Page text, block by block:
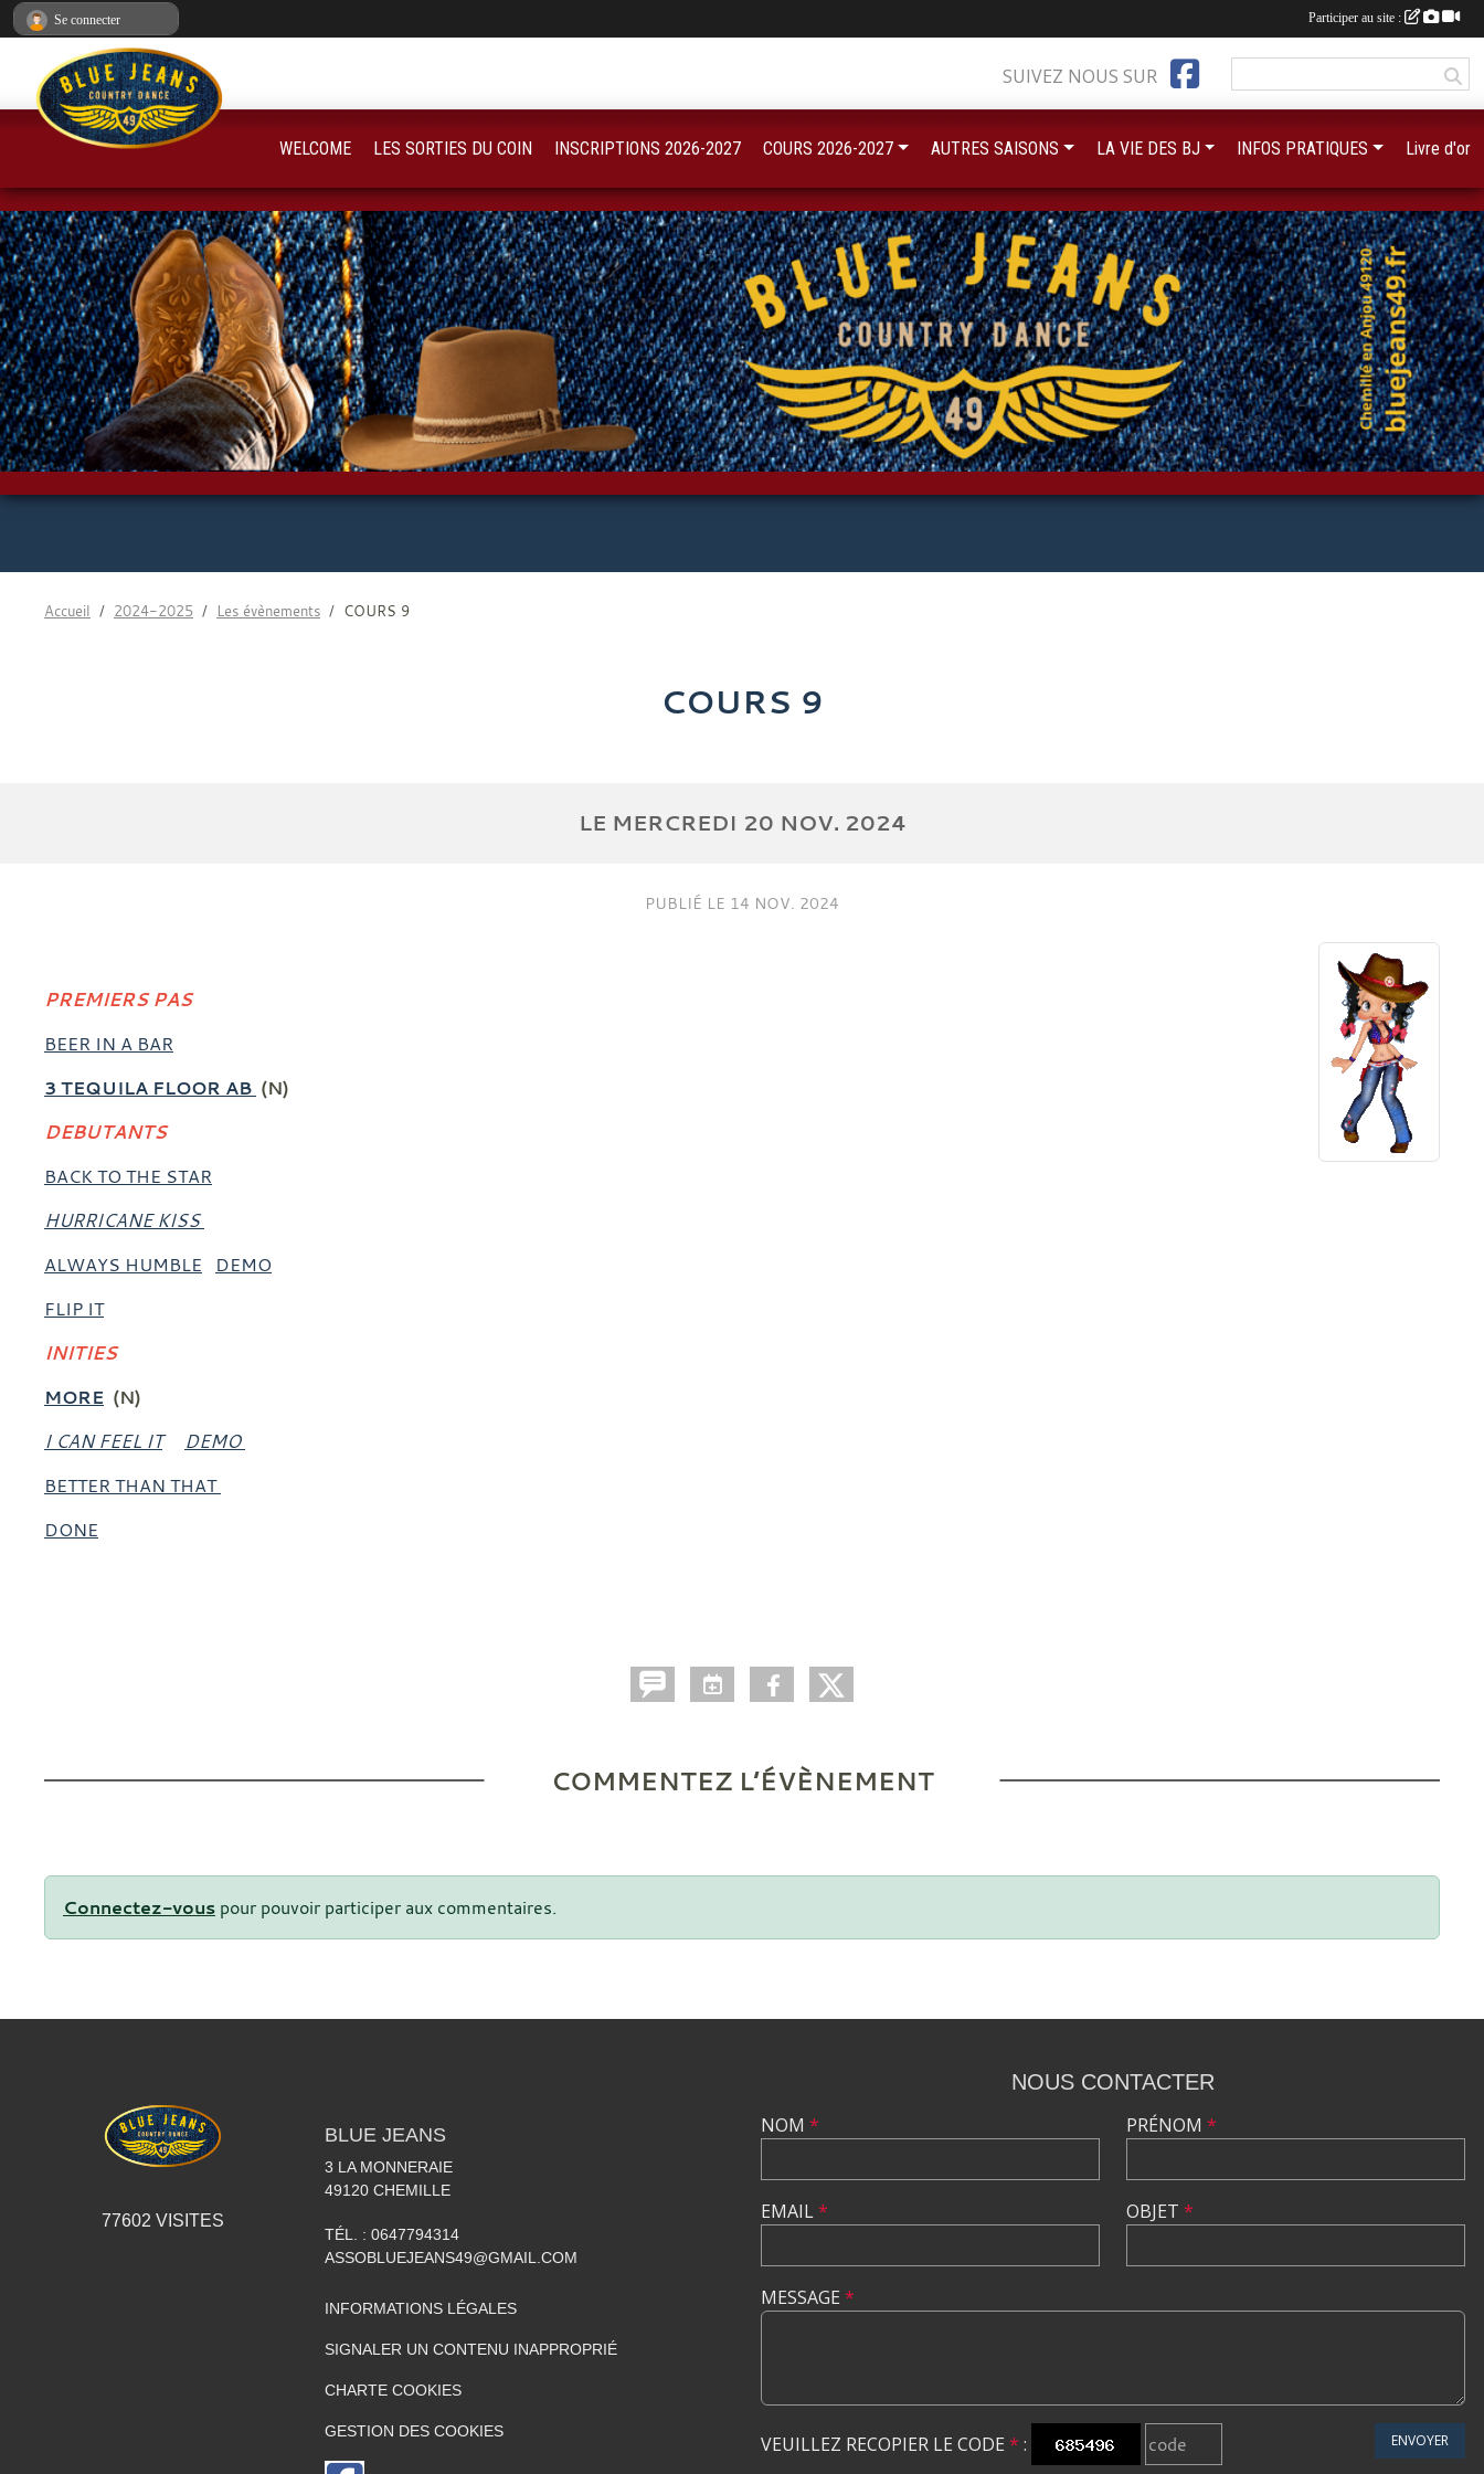
Accueil 2024-2025 Les évènements COURS 9
COURS 9
LE MERCREDI 20 NOV. 2024
PUBLIÉ LE 14 NOV. 2024
PREMIERS PAS
BEER IN A BAR
3 TEQUILA FLOOR AB (N)
DEBUTANTS
BACK TO THE STAR
HURRICANE KISS
ALWAYS HUMBLE
DEMO
FLIP IT
INITIES
MORE (N)
I CAN FEEL IT
DEMO
BETTER THAN THAT
DONE
COMMENTEZ L’ÉVÈNEMENT
Connectez-vous pour pouvoir participer aux commentaires.
SUIVEZ NOUS SUR
WELCOME LES SORTIES DU COIN INSCRIPTIONS 2026-2027 COURS 2026-2027 AUTRES SAISONS LA VIE DES BJ INFOS PRATIQUES Livre d'or
77602 VISITES
BLUE JEANS
3 LA MONNERAIE
49120 CHEMILLE
TÉL. : 0647794314
ASSOBLUEJEANS49@GMAIL.COM
INFORMATIONS LÉGALES
SIGNALER UN CONTENU INAPPROPRIÉ
CHARTE COOKIES
GESTION DES COOKIES
NOUS CONTACTER
NOM *
EMAIL*
PRÉNOM *
OBJET *
MESSAGE *
VEUILLEZ RECOPIER LE CODE * : ENVOYER
Se connecter Participer au site :
Panneau de gestion des cookies